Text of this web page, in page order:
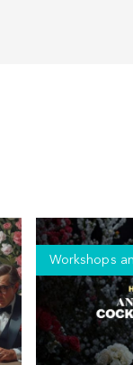
Workshops